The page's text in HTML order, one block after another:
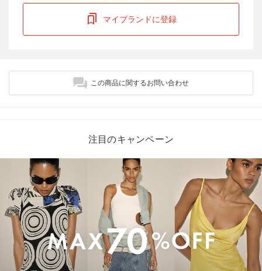
マイブランドに登録
この商品に関するお問い合わせ
注目のキャンペーン